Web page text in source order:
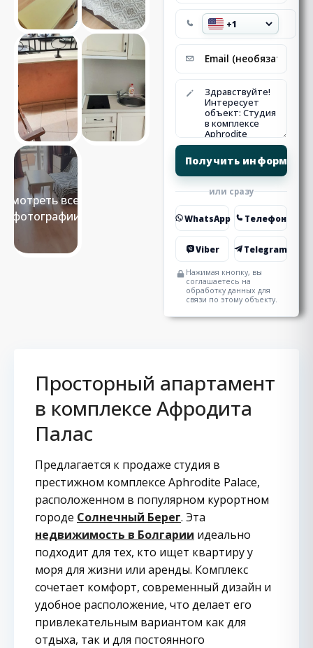
Смотреть все 9
фотографии
или сразу
WhatsApp Телефон
Viber Telegram
Нажимая кнопку, вы
соглашаетесь на
обработку данных для
связи по этому объекту.
Просторный апартамент
в комплексе Афродита
Палас
Предлагается к продаже студия в
престижном комплексе Aphrodite Palace,
расположенном в популярном курортном
городе Солнечный Берег. Эта
недвижимость в Болгарии идеально
подходит для тех, кто ищет квартиру у
моря для жизни или аренды. Комплекс
сочетает комфорт, современный дизайн и
удобное расположение, что делает его
привлекательным вариантом как для
отдыха, так и для постоянного